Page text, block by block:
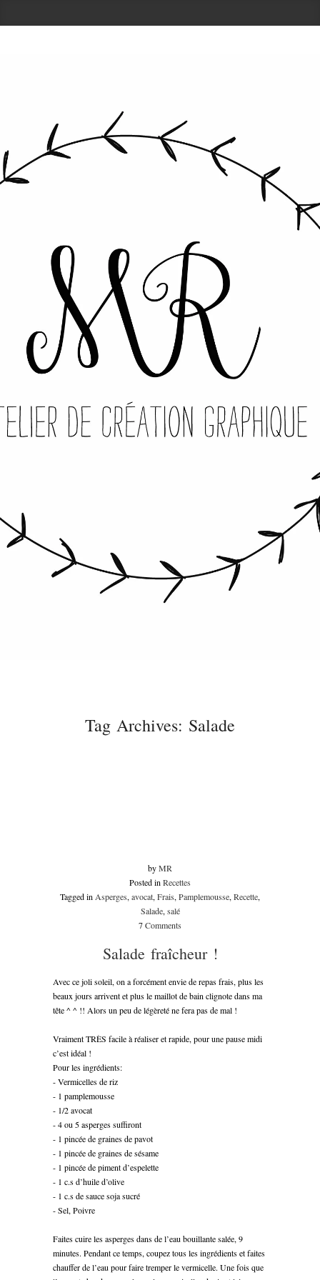
Tag Archives: Salade
byMR
Posted inRecettes
Tagged inAsperges,avocat,Frais,Pamplemousse,Recette,
Salade,salé
7Comments
Salade fraîcheur !
Avec ce joli soleil, on a forcément envie de repas frais, plus les
beaux jours arrivent et plus le maillot de bain clignote dans ma
tête ^ ^ !! Alors un peu de légèreté ne fera pas de mal !
Vraiment TRÈS facile à réaliser et rapide, pour une pause midi
c’est idéal !
Pour les ingrédients:
- Vermicelles de riz
- 1 pamplemousse
- 1/2 avocat
- 4 ou 5 asperges suffiront
- 1 pincée de graines de pavot
- 1 pincée de graines de sésame
- 1 pincée de piment d’espelette
- 1 c.s d’huile d’olive
- 1 c.s de sauce soja sucré
- Sel, Poivre
Faites cuire les asperges dans de l’eau bouillante salée, 9
minutes. Pendant ce temps, coupez tous les ingrédients et faites
chauffer de l’eau pour faire tremper le vermicelle. Une fois que